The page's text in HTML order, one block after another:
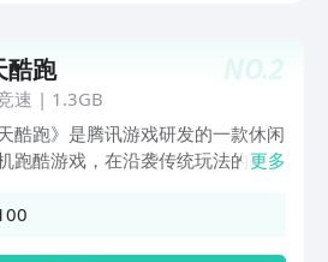
NO.2
酷跑
速 | 1.3GB
天酷跑》是腾讯游戏研发的一款休闲
跑酷游戏，在沿袭传统玩法的基础
动设计，为玩家带来最为得心应手
更多